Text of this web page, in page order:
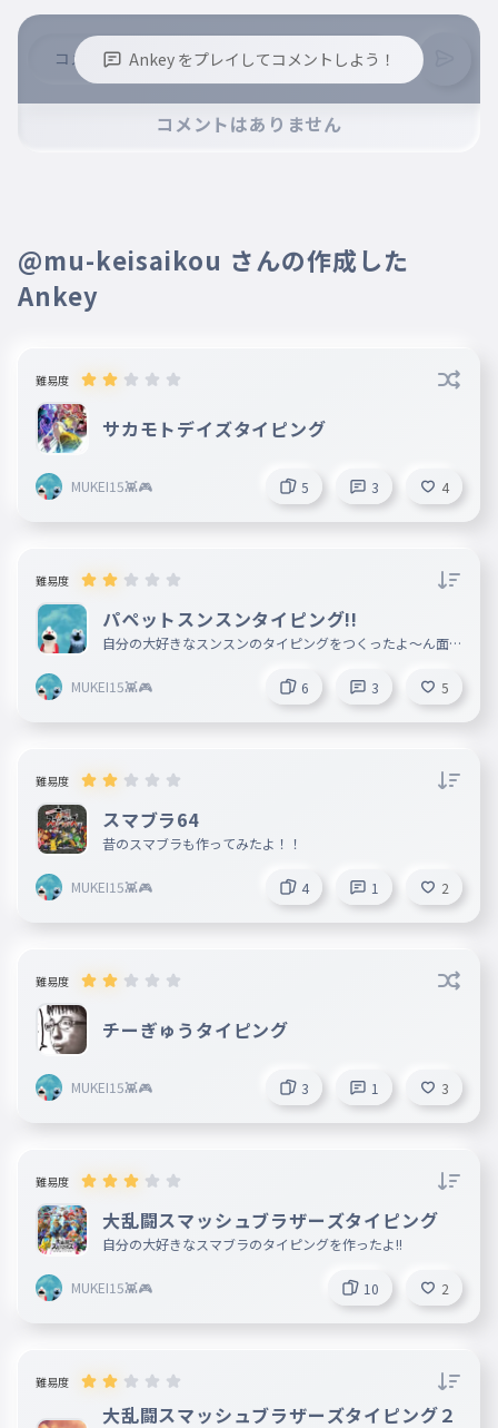
Ankey をプレイしてコメントしよう！
※コメントするには、ログインが必要です。
コメントはありません
@mu-keisaikou さんの作成した
Ankey
難易度
サカモトデイズタイピング
MUKEI15👾🎮 5 3 4
難易度
パペットスンスンタイピング!!
自分の大好きなスンスンのタイピングをつくったよ〜ん面白
MUKEI15👾🎮 6 3 5
難易度
スマブラ64
昔のスマブラも作ってみたよ！！
MUKEI15👾🎮 4 1 2
難易度
チーぎゅうタイピング
MUKEI15👾🎮 3 1 3
難易度
大乱闘スマッシュブラザーズタイピング
自分の大好きなスマブラのタイピングを作ったよ!!
MUKEI15👾🎮 10 2
難易度
大乱闘スマッシュブラザーズタイピング２